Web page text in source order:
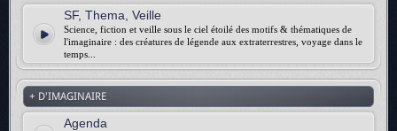
SF, Thema, Veille
Science, fiction et veille sous le ciel étoilé des motifs & thématiques de
l'imaginaire : des créatures de légende aux extraterrestres, voyage dans le
temps...
+ D'IMAGINAIRE
Agenda